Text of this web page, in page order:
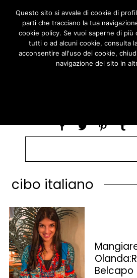
r
h
f
o
r
:
cibo italiano
Belcapo
Questo sito si avvale di cookie di
parti che tracciano la tua
cookie policy. Se vuoi saperne di più
tutti o ad alcuni cookie, consulta
acconsentire all'uso dei cookie,
navigazione del sito in